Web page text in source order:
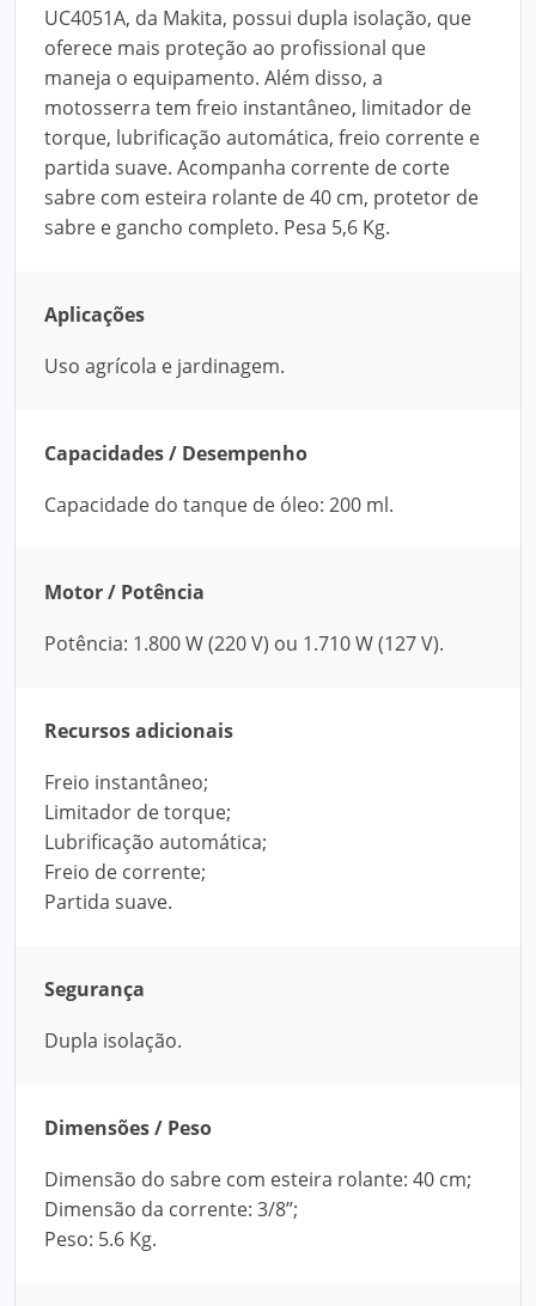
UC4051A, da Makita, possui dupla isolação, que
oferece mais proteção ao profissional que
maneja o equipamento. Além disso, a
motosserra tem freio instantâneo, limitador de
torque, lubrificação automática, freio corrente e
partida suave. Acompanha corrente de corte
sabre com esteira rolante de 40 cm, protetor de
sabre e gancho completo. Pesa 5,6 Kg.
Aplicações
Uso agrícola e jardinagem.
Capacidades / Desempenho
Capacidade do tanque de óleo: 200 ml.
Motor / Potência
Potência: 1.800 W (220 V) ou 1.710 W (127 V).
Recursos adicionais
Freio instantâneo;
Limitador de torque;
Lubrificação automática;
Freio de corrente;
Partida suave.
Segurança
Dupla isolação.
Dimensões / Peso
Dimensão do sabre com esteira rolante: 40 cm;
Dimensão da corrente: 3/8”;
Peso: 5.6 Kg.